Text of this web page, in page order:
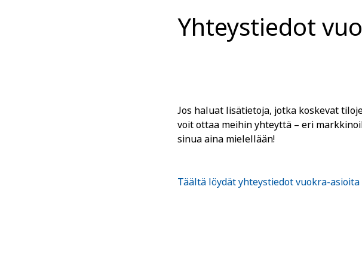
Yhteystiedot
Jos haluat lisätietoja, jotka koskevat
voit ottaa meihin yhteyttä – eri
sinua aina mielellään!
Täältä löydät yhteystiedot vuokra-